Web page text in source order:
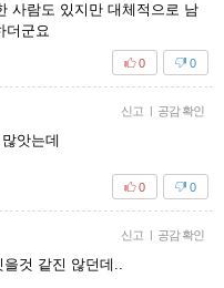
사람도 있지만 대체적으로 남
더군요
0
0
신고 | 공감 확인
앗는데
0
0
신고 | 공감 확인
것 같진 않던데..